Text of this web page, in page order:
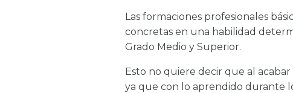
Las formaciones profesionales
concretas en una habilidad
Grado Medio y Superior.
Esto no quiere decir que al acabar
ya que con lo aprendido durante